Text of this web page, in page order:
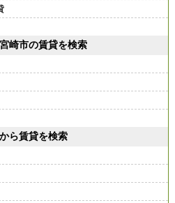
崎市の賃貸を検索
ら賃貸を検索